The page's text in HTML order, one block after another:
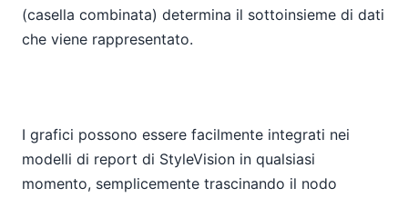
(casella combinata) determina il sottoinsieme di dati
che viene rappresentato.
I grafici possono essere facilmente integrati nei
modelli di report di StyleVision in qualsiasi
momento, semplicemente trascinando il nodo